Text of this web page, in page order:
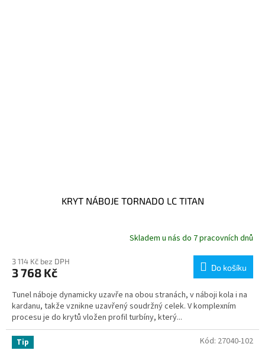
KRYT NÁBOJE TORNADO LC TITAN
Skladem u nás do 7 pracovních dnů
3 114 Kč bez DPH
3 768 Kč Do košíku
Tunel náboje dynamicky uzavře na obou stranách, v náboji kola i na
kardanu, takže vznikne uzavřený soudržný celek. V komplexním
procesu je do krytů vložen profil turbíny, který...
Tip Kód: 27040-102